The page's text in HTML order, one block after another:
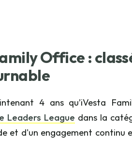
Office :
4 ans qu’iVesta
Leaders League dans la
et d'un engagement continu